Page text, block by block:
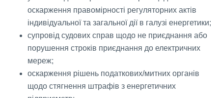
оскарження правомірності регуляторних актів
індивідуальної та загальної дії в галузі енергетики;
супровід судових справ щодо не приєднання або
порушення строків приєднання до електричних
мереж;
оскарження рішень податкових/митних органів
щодо стягнення штрафів з енергетичних